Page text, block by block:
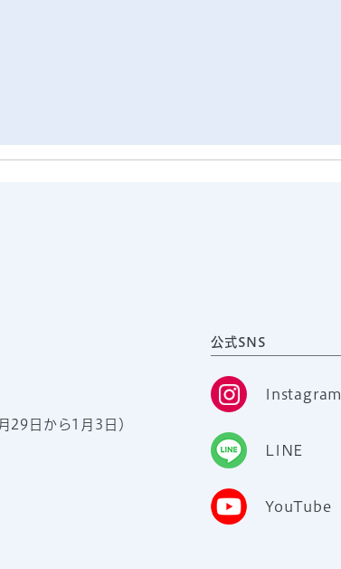
29日から1月3日）
公式SNS
Instagram
LINE
YouTube